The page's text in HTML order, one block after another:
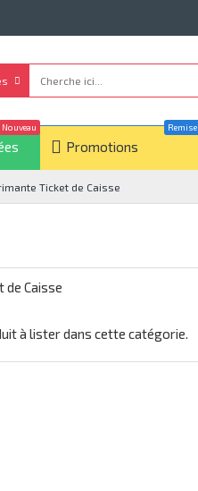
Nouveau
Promotions
Remise
Ticket de Caisse
de Caisse
à lister dans cette catégorie.